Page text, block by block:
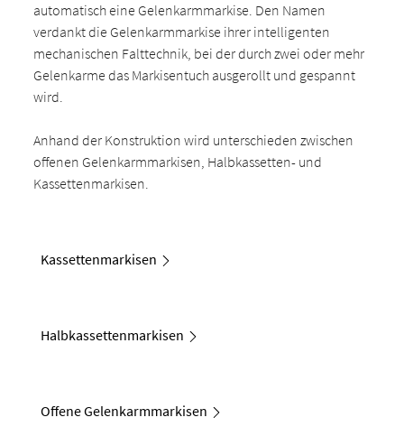
automatisch eine Gelenkarmmarkise. Den Namen
verdankt die Gelenkarmmarkise ihrer intelligenten
mechanischen Falttechnik, bei der durch zwei oder mehr
Gelenkarme das Markisentuch ausgerollt und gespannt
wird.
Anhand der Konstruktion wird unterschieden zwischen
offenen Gelenkarmmarkisen, Halbkassetten- und
Kassettenmarkisen.
Kassettenmarkisen
Halbkassettenmarkisen
Offene Gelenkarmmarkisen